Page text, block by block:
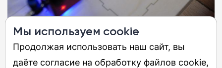
Единственный ощутимый компромисс —
Мы используем cookie
Продолжая использовать наш сайт, вы
даёте согласие на обработку файлов cookie,